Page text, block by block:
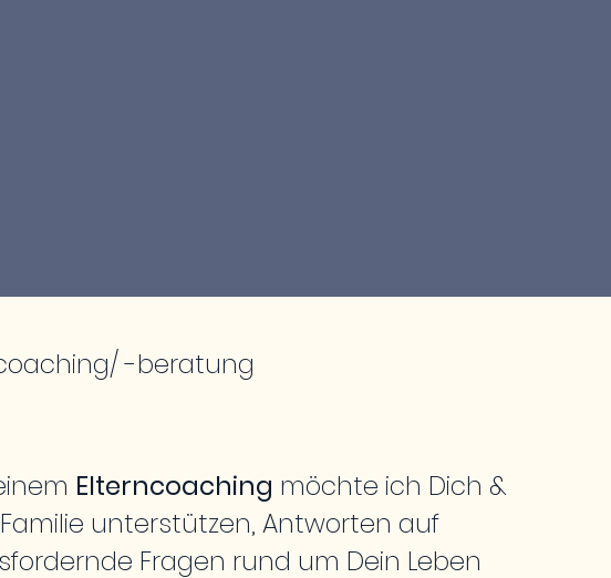
-beratung
Elterncoaching möchte ich Dich &
unterstützen, Antworten auf
Fragen rund um Dein Leben